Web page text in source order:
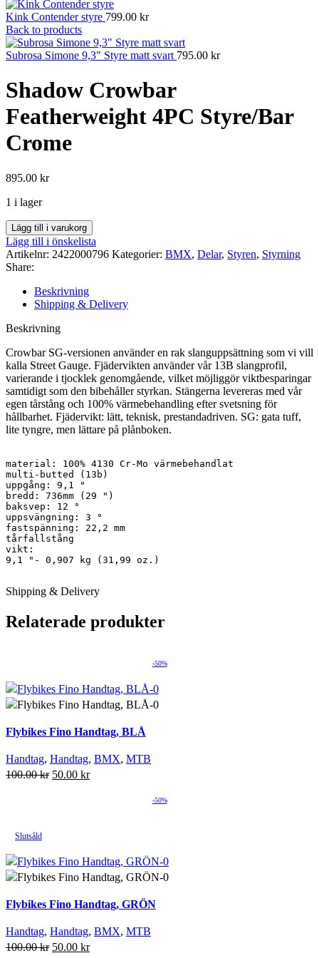
Kink Contender styre 799.00 kr
Back to products
Subrosa Simone 9,3" Styre matt svart 795.00 kr
Shadow Crowbar
Featherweight 4PC Styre/Bar
Crome
895.00 kr
1 i lager
Shadow
Crowbar
Featherweight
4PC
Crome
mängd
Lägg till i varukorg
Lägg till i önskelista
Artikelnr: 2422000796 Kategorier: BMX, Delar, Styren, Styrning
Share:
Beskrivning
Shipping & Delivery
Beskrivning
Crowbar SG-versionen använder en rak slanguppsättning som vi vill
kalla Street Gauge. Fjädervikten använder vår 13B slangprofil,
varierande i tjocklek genomgående, vilket möjliggör viktbesparingar
samtidigt som den bibehåller styrkan. Stängerna levereras med vår
egen tårstång och 100% värmebehandling efter svetsning för
hållbarhet. Fjädervikt: lätt, teknisk, prestandadriven. SG: gata tuff,
lite tyngre, men lättare på plånboken.
material: 100% 4130 Cr-Mo värmebehandlat
multi-butted (13b)
uppgång: 9,1 "
bredd: 736mm (29 ")
baksvep: 12 °
uppsvängning: 3 °
fastspänning: 22,2 mm
tårfallstång
vikt:
9,1 "- 0,907 kg (31,99 oz.)
Shipping & Delivery
Relaterade produkter
-50%
Flybikes Fino Handtag, BLÅ
Handtag, Handtag, BMX, MTB
100.00kr Det
50.00 krDet
Lägg till i varukorg
-50%
Slutsåld
Flybikes Fino Handtag, GRÖN
Handtag, Handtag, BMX, MTB
100.00kr Det
50.00 krDet